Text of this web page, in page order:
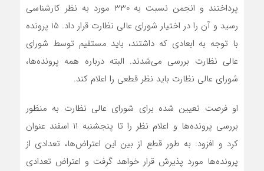
پرداختند و انجمن نسبت به 330 مورد به نظر کارشناسی
رسید و آن را در اختیار شورای عالی نظارت قرار داد. 15 پرونده
با توجه به ابعادی که داشتند، باید مستقیم توسط شورای
عالی نظارت بررسی می‌شدند. البته درباره همه پرونده‌ها،
شورای عالی نظارت باید نظر قطعی را اعلام کند.
او فرصت تعیین شده برای شورای عالی نظارت به منظور
بررسی پرونده‌ها و اعلام نظر را تا پنجشنبه 11 اسفند عنوان
کرد و افزود: به طور قطع از بین این اعتراض‌ها، تعدادی از
پرونده‌ها مورد پذیرش قرار خواهد گرفت و اعتراض تعدادی